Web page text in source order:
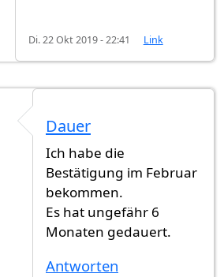
Di. 22 Okt 2019 - 22:41 Link
vonGast (nicht überprüft)
Dauer
Ich habe die
Bestätigung im Februar
bekommen.
Es hat ungefähr 6
Monaten gedauert.
Antworten